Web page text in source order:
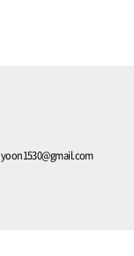
yoon1530@gmail.com